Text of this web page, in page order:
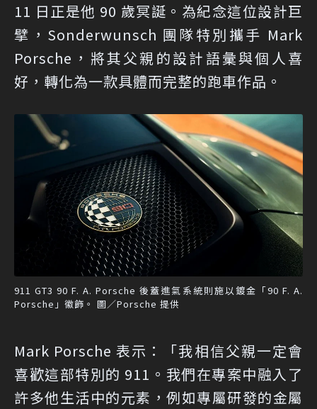
11 日正是他 90 歲冥誕。為紀念這位設計巨
擘，Sonderwunsch 團隊特別攜手 Mark
Porsche，將其父親的設計語彙與個人喜
好，轉化為一款具體而完整的跑車作品。
911 GT3 90 F. A. Porsche 後蓋進氣系統則施以鍍金「90 F. A.
Porsche」徽飾。 圖／Porsche 提供
Mark Porsche 表示：「我相信父親一定會
喜歡這部特別的 911。我們在專案中融入了
許多他生活中的元素，例如專屬研發的金屬